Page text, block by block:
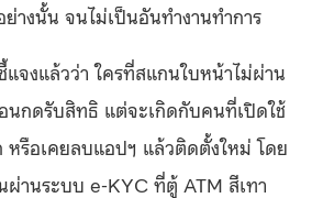
างนั้น จนไม่เป็นอันทำงานทำการ
แจงแล้วว่า ใครที่สแกนใบหน้าไม่ผ่าน
นกดรับสิทธิ แต่จะเกิดกับคนที่เปิดใช้
หรือเคยลบแอปฯ แล้วติดตั้งใหม่ โดย
านระบบ e-KYC ที่ตู้ ATM สีเทา